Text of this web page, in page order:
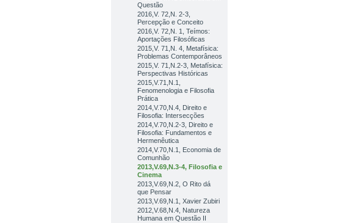
Questão
2016,V. 72,N. 2-3,
Percepção e Conceito
2016,V. 72,N. 1, Teímos:
Aportações Filosóficas
2015,V. 71,N. 4, Metafísica:
Problemas Contemporâneos
2015,V. 71,N.2-3, Metafísica:
Perspectivas Históricas
2015,V.71,N.1,
Fenomenologia e Filosofia
Prática
2014,V.70,N.4, Direito e
Filosofia: Intersecções
2014,V.70,N.2-3, Direito e
Filosofia: Fundamentos e
Hermenêutica
2014,V.70,N.1, Economia de
Comunhão
2013,V.69,N.3-4, Filosofia e
Cinema
2013,V.69,N.2, O Rito dá
que Pensar
2013,V.69,N.1, Xavier Zubiri
2012,V.68,N.4, Natureza
Humana em Questão II